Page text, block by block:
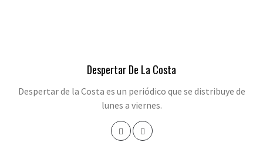
Despertar De La Costa
Despertar de la Costa es un periódico que se distribuye de
lunes a viernes.